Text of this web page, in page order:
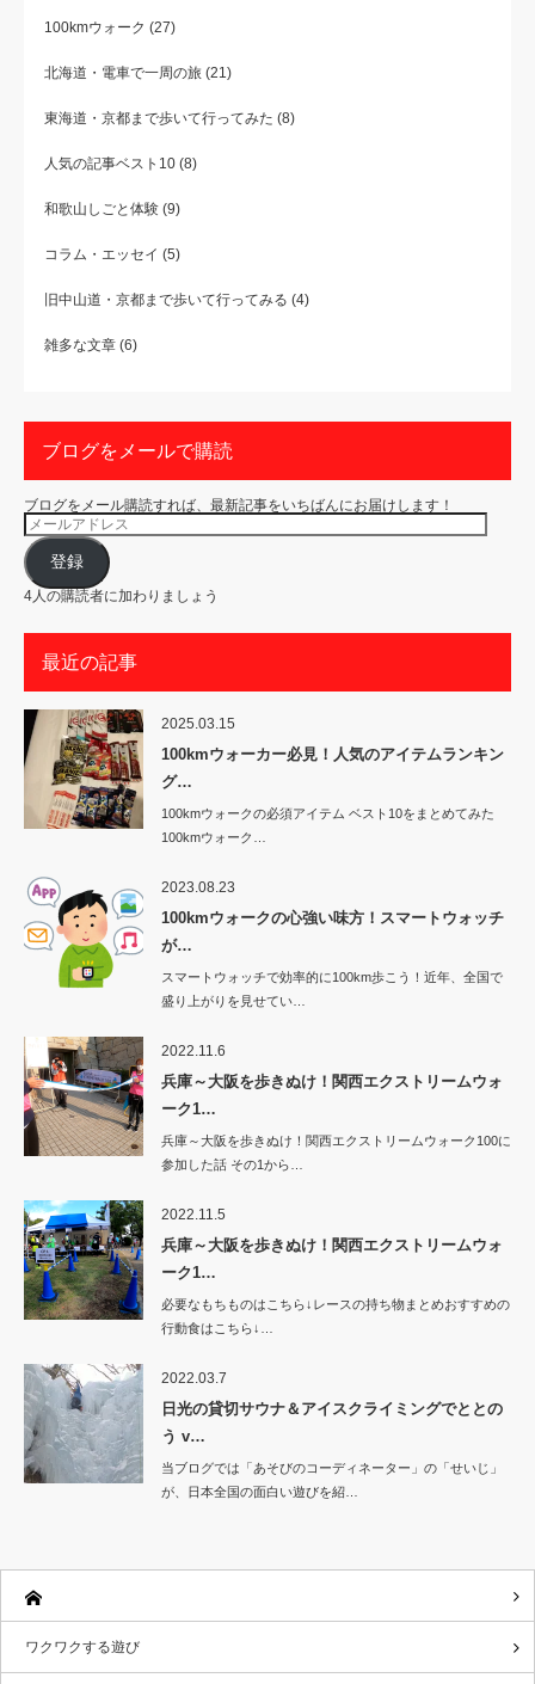
100kmウォーク (27)
北海道・電車で一周の旅 (21)
東海道・京都まで歩いて行ってみた (8)
人気の記事ベスト10 (8)
和歌山しごと体験 (9)
コラム・エッセイ (5)
旧中山道・京都まで歩いて行ってみる (4)
雑多な文章 (6)
ブログをメールで購読
ブログをメール購読すれば、最新記事をいちばんにお届けします！
メ
ー
ル
ア
ド
レ
ス
登録
4人の購読者に加わりましょう
最近の記事
2025.03.15
100kmウォーカー必見！人気のアイテムランキン
グ…
100kmウォークの必須アイテム ベスト10をまとめてみた
100kmウォーク…
2023.08.23
100kmウォークの心強い味方！スマートウォッチ
が…
スマートウォッチで効率的に100km歩こう！近年、全国で
盛り上がりを見せてい…
2022.11.6
兵庫～大阪を歩きぬけ！関西エクストリームウォ
ーク1…
兵庫～大阪を歩きぬけ！関西エクストリームウォーク100に
参加した話 その1から…
2022.11.5
兵庫～大阪を歩きぬけ！関西エクストリームウォ
ーク1…
必要なもちものはこちら↓レースの持ち物まとめおすすめの
行動食はこちら↓…
2022.03.7
日光の貸切サウナ＆アイスクライミングでととの
う v…
当ブログでは「あそびのコーディネーター」の「せいじ」
が、日本全国の面白い遊びを紹…
ワクワクする遊び